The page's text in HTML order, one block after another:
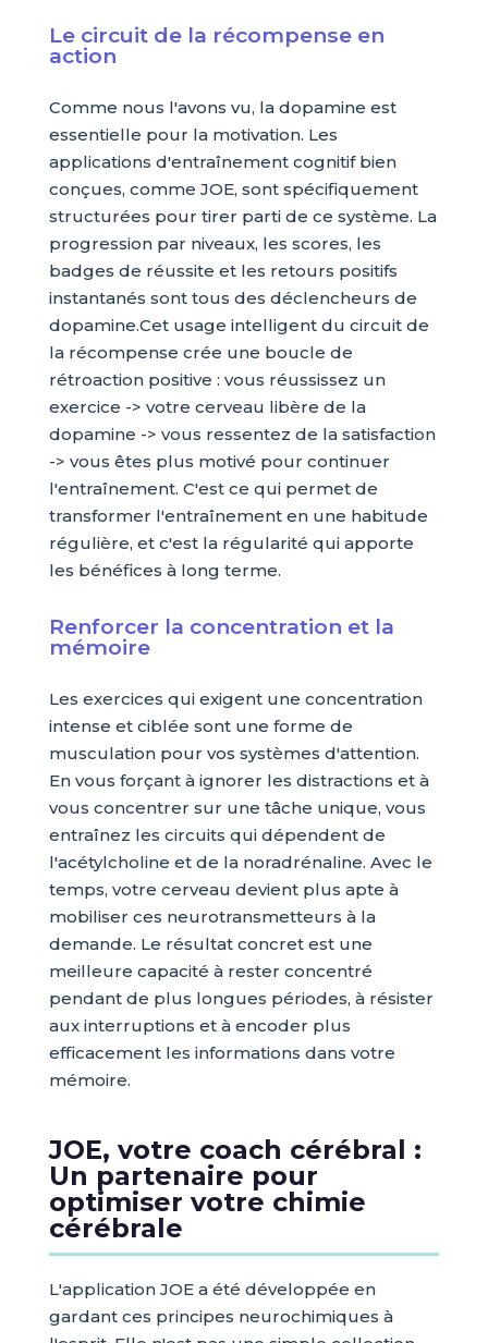
Le circuit de la récompense en
action
Comme nous l'avons vu, la dopamine est
essentielle pour la motivation. Les
applications d'entraînement cognitif bien
conçues, comme JOE, sont spécifiquement
structurées pour tirer parti de ce système. La
progression par niveaux, les scores, les
badges de réussite et les retours positifs
instantanés sont tous des déclencheurs de
dopamine.Cet usage intelligent du circuit de
la récompense crée une boucle de
rétroaction positive : vous réussissez un
exercice -> votre cerveau libère de la
dopamine -> vous ressentez de la satisfaction
-> vous êtes plus motivé pour continuer
l'entraînement. C'est ce qui permet de
transformer l'entraînement en une habitude
régulière, et c'est la régularité qui apporte
les bénéfices à long terme.
Renforcer la concentration et la
mémoire
Les exercices qui exigent une concentration
intense et ciblée sont une forme de
musculation pour vos systèmes d'attention.
En vous forçant à ignorer les distractions et à
vous concentrer sur une tâche unique, vous
entraînez les circuits qui dépendent de
l'acétylcholine et de la noradrénaline. Avec le
temps, votre cerveau devient plus apte à
mobiliser ces neurotransmetteurs à la
demande. Le résultat concret est une
meilleure capacité à rester concentré
pendant de plus longues périodes, à résister
aux interruptions et à encoder plus
efficacement les informations dans votre
mémoire.
JOE, votre coach cérébral :
Un partenaire pour
optimiser votre chimie
cérébrale
L'application JOE a été développée en
gardant ces principes neurochimiques à